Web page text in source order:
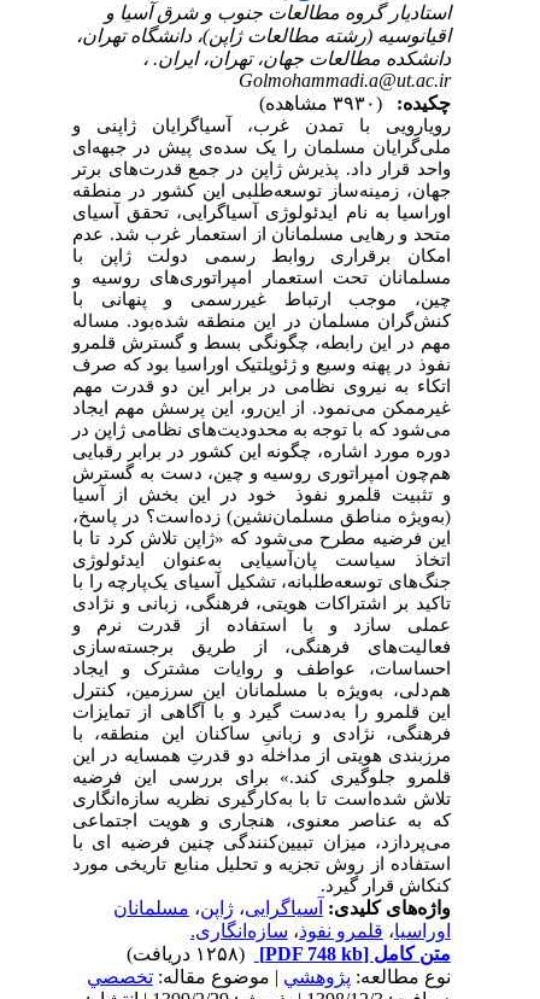
استادیار گروه مطالعات جنوب و شرق آسیا و
اقیانوسیه (رشته مطالعات ژاپن)، دانشگاه تهران،
دانشکده مطالعات جهان، تهران، ایران. ،
Golmohammadi.a@ut.ac.ir
چکیده:
رویارویی با تمدن غرب، آسیاگرایان ژاپنی و
ملی‌گرایان مسلمان را یک سده‌ی پیش در جبهه‌‌ای
واحد قرار داد. پذیرش ژاپن در جمع قدرت‌های برتر
جهان، زمینه‌ساز توسعه‌طلبی این کشور در منطقه
اوراسیا به نام ایدئولوژی آسیاگرایی، تحقق آسیای
متحد و رهایی مسلمانان از استعمار غرب شد. عدم
امکان برقراری روابط رسمی دولت ژاپن با
مسلمانان تحت استعمار امپراتوری‌های روسیه و
چین، موجب ارتباط‌ غیررسمی و پنهانی با
کنش‌گران مسلمان در این منطقه شده‌بود. مساله
مهم در این رابطه، چگونگی بسط و گسترش قلمرو
نفوذ در پهنه وسیع و ژئوپلتیک اوراسیا بود که صرف
اتکاء به نیروی نظامی در برابر این دو قدرت مهم
غیرممکن می‌نمود. از این‌رو، این پرسش مهم ایجاد
می‌شود که با توجه به محدودیت‌های نظامی ژاپن در
دوره مورد اشاره، چگونه این کشور در برابر رقبایی
هم‌چون امپراتوری روسیه و چین، دست به گسترش
و تثبیت قلمرو نفوذ خود در این بخش از آسیا
(به‌ویژه مناطق مسلمان‌نشین) زده‌است؟ در پاسخ،
این فرضیه مطرح می‌شود که «ژاپن تلاش کرد تا با
اتخاذ سیاست پان‌آسیایی به‌عنوان ایدئولوژی
جنگ‌های توسعه‌طلبانه، تشکیل آسیای یک‌پارچه را با
تاکید بر اشتراکات هویتی، فرهنگی، زبانی و نژادی
عملی سازد و با استفاده از قدرت نرم و
فعالیت‌های فرهنگی، از طریق برجسته‌سازی
احساسات، عواطف و روایات مشترک و ایجاد
هم‌دلی، به‌‌ویژه با مسلمانان این سرزمین، کنترل
این قلمرو را به‌دست گیرد و با آگاهی از تمایزات
فرهنگی، نژادی و زبانیِ ساکنان این منطقه، با
مرزبندی هویتی از مداخله دو قدرتِ همسایه‌ در این
قلمرو جلوگیری کند.» برای بررسی این فرضیه
تلاش شده‌است تا با به‌کارگیری نظریه سازه‌انگاری
که به عناصر معنوی، هنجاری و هویت اجتماعی
می‌پردازد، میزان تبیین‌کنندگی چنین فرضیه ای با
استفاده از روش تجزیه و تحلیل منابع تاریخی مورد
کنکاش قرار گیرد.
واژه‌های کلیدی:آسیاگرایی،ژاپن،مسلمانان
اوراسیا،قلمرو نفوذ،سازه‌انگاری.
متن کامل[PDF 748 kb]
نوع مطالعه:پژوهشي| موضوع مقاله:تخصصي